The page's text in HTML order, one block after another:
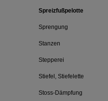
Spreizfußpelotte
Sprengung
Stanzen
Stepperei
Stiefel, Stiefelette
Stoss-Dämpfung